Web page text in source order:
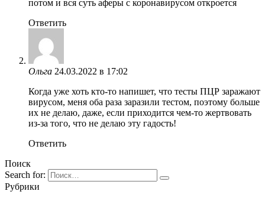
потом и вся суть аферы с коронавирусом откроется
Ответить
Ольга 24.03.2022 в 17:02
Когда уже хоть кто-то напишет, что тесты ПЦР заражают
вирусом, меня оба раза заразили тестом, поэтому больше
их не делаю, даже, если приходится чем-то жертвовать
из-за того, что не делаю эту гадость!
Ответить
Поиск
Search for:
Рубрики